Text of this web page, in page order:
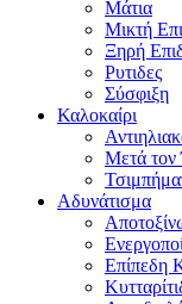
Μάτια
Μικτή
Ξηρή
Ρυτιδες
Σύσφιξη
Καλοκαίρι
Μετά τον
Αδυνάτισμα
Επίπεδη